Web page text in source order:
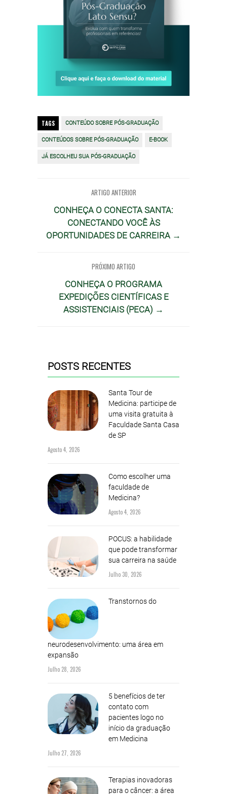
TAGS CONTEÚDO SOBRE PÓS-GRADUAÇÃO
CONTEÚDOS SOBRE PÓS-GRADUAÇÃO E-BOOK
JÁ ESCOLHEU SUA PÓS-GRADUAÇÃO
ARTIGO ANTERIOR
CONHEÇA O CONECTA SANTA:
CONECTANDO VOCÊ ÀS
OPORTUNIDADES DE CARREIRA →
PRÓXIMO ARTIGO
CONHEÇA O PROGRAMA
EXPEDIÇÕES CIENTÍFICAS E
ASSISTENCIAIS (PECA) →
POSTS RECENTES
Santa Tour de
Medicina: participe de
uma visita gratuita à
Faculdade Santa Casa
de SP
Agosto 4, 2026
Como escolher uma
faculdade de
Medicina?
Agosto 4, 2026
POCUS: a habilidade
que pode transformar
sua carreira na saúde
Julho 30, 2026
Transtornos do
neurodesenvolvimento: uma área em
expansão
Julho 28, 2026
5 benefícios de ter
contato com
pacientes logo no
início da graduação
em Medicina
Julho 27, 2026
Terapias inovadoras
para o câncer: a área